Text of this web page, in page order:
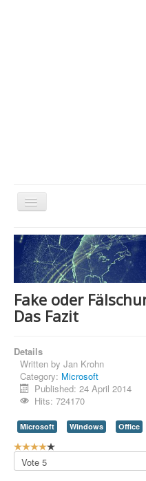
Toggle
Navigation
Home
About Us
Technology & Science
Bible Apps
Forum
Contact Us
Fake oder
Das Fazit
Details
Written by Jan Krohn
Category: Microsoft
Published: 24 April 2014
Hits: 724170
Microsoft Windows Office
U
s
e
Please
Rate